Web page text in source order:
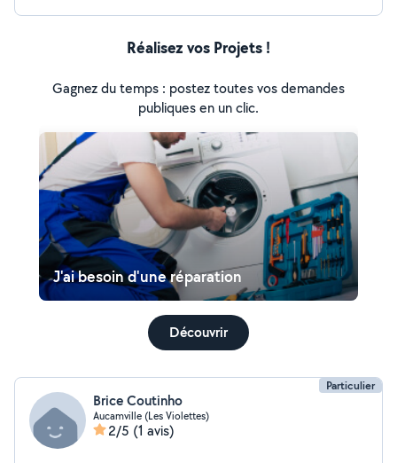
Réalisez vos Projets !
Gagnez du temps : postez toutes vos demandes
publiques en un clic.
J'ai besoin d'une réparation
Découvrir
Particulier
Brice Coutinho
Aucamville (Les Violettes)
2/5 (1 avis)